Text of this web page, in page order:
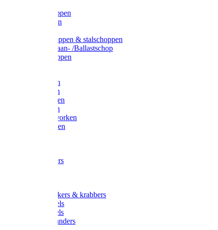
Betonschoppen
Schepbatsen
Ballastschoppen & stalschoppen
Slijtsrip Graan- /Ballastschop
Graanschoppen
Hooivorken
Mestvorken
Bietenvorken
Maisvorken
Aardappelvorken
Vijgenvorken
Tuinkrabbers
Onkruidstekers & krabbers
Hartschoffels
Ruitschoffels
Onkruidbranders